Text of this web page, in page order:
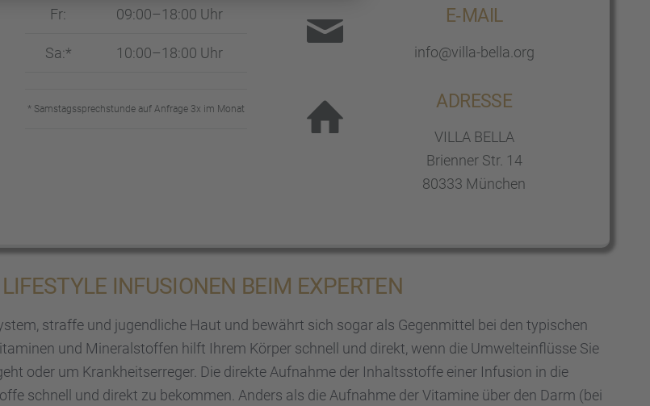
Fr: 09:00–18:00 Uhr
Sa:* 10:00–18:00 Uhr
* Samstags­sprech­stunde auf Anfrage 3x im Monat
E‑MAIL
info@villa-bella.org
ADRESSE
VILLA BELLA
Brien­ner Str. 14
80333 München
INFUSIO­NEN BEIM EXPER­TEN
straffe und jugend­li­che Haut und bewährt sich sogar als Gegen­mit­tel bei den typischen
und Mineral­stof­fen hilft Ihrem Körper schnell und direkt, wenn die Umwelt­ein­flüsse Sie
oder um Krank­heits­er­re­ger. Die direkte Aufnahme der Inhalts­stoffe einer Infusion in die
schnell und direkt zu bekom­men. Anders als die Aufnahme der Vitamine über den Darm (bei